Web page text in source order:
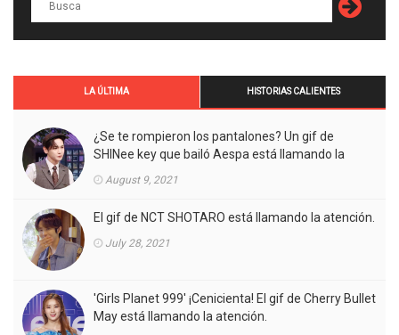
LA ÚLTIMA HISTORIAS CALIENTES
¿Se te rompieron los pantalones? Un gif de
SHINee key que bailó Aespa está llamando la
August 9, 2021
El gif de NCT SHOTARO está llamando la atención.
July 28, 2021
'Girls Planet 999' ¡Cenicienta! El gif de Cherry Bullet
May está llamando la atención.